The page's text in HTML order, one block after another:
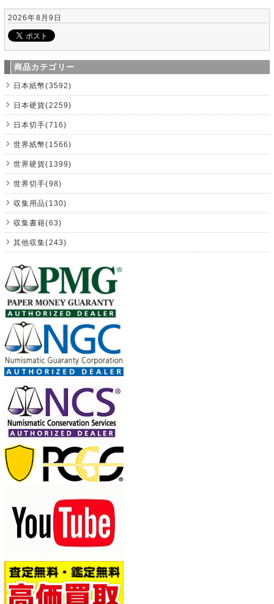
2026年8月9日
商品カテゴリー
日本紙幣(3592)
日本硬貨(2259)
日本切手(716)
世界紙幣(1566)
世界硬貨(1399)
世界切手(98)
収集用品(130)
収集書籍(63)
其他収集(243)